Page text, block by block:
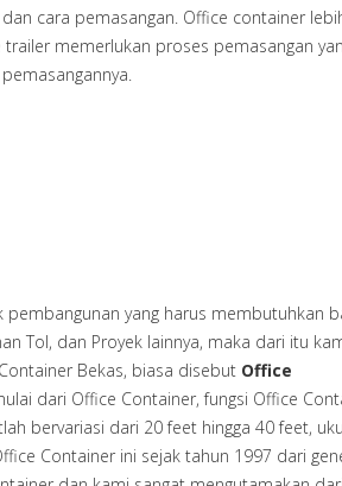
cara pemasangan. Office container
memerlukan proses pemasangan
yang harus membutuhkan
Tol, dan Proyek lainnya, maka dari itu
Bekas, biasa disebut Office
dari Office Container, fungsi Office
bervariasi dari 20 feet hingga 40 feet,
Container ini sejak tahun 1997 dari